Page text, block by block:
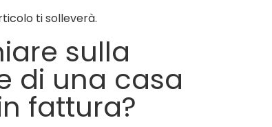
ti solleverà.
sulla
di una casa
fattura?